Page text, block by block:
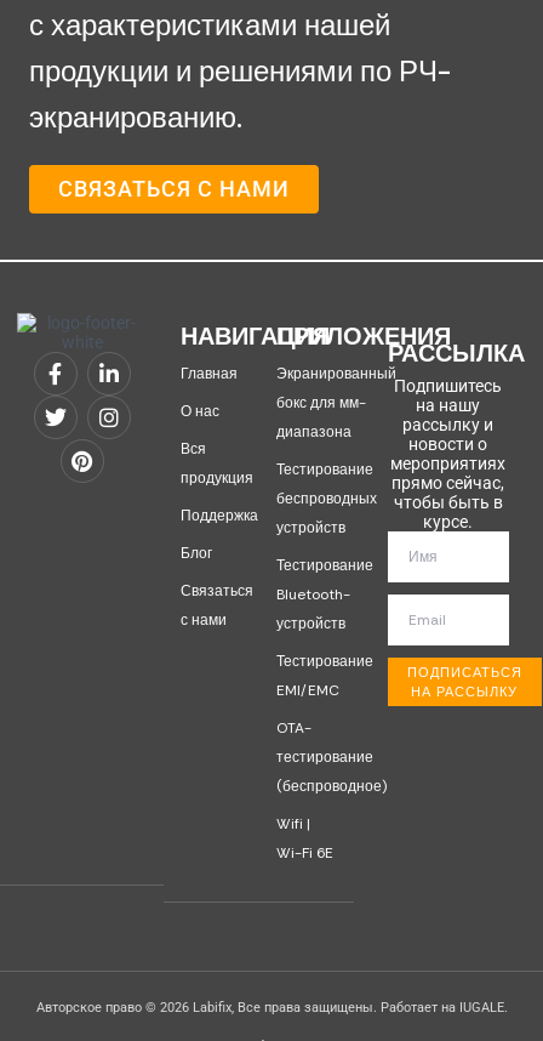
с характеристиками нашей
продукции и решениями по РЧ-
экранированию.
СВЯЗАТЬСЯ С НАМИ
НАВИГАЦИЯ
Главная
О нас
Вся
продукция
Поддержка
Блог
Связаться
с нами
ПРИЛОЖЕНИЯ
Экранированный
бокс для мм-
диапазона
Тестирование
беспроводных
устройств
Тестирование
Bluetooth-
устройств
Тестирование
EMI/EMC
OTA-
тестирование
(беспроводное)
Wifi |
Wi-Fi 6E
РАССЫЛКА
Подпишитесь
на нашу
рассылку и
новости о
мероприятиях
прямо сейчас,
чтобы быть в
курсе.
ПОДПИСАТЬСЯ
НА РАССЫЛКУ
Авторское право © 2026 Labifix, Все права защищены. Работает на IUGALE.